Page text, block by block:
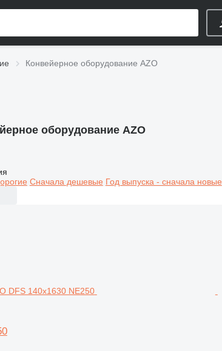
Конвейерное оборудование AZO
оборудование AZO
Сначала дешевые Год выпуска - сначала новые